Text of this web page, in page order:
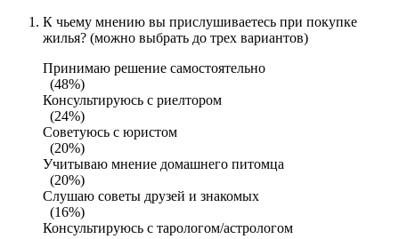
К чьему мнению вы прислушиваетесь при покупке
жилья? (можно выбрать до трех вариантов)
Принимаю решение самостоятельно
(48%)
Консультируюсь с риелтором
(24%)
Советуюсь с юристом
(20%)
Учитываю мнение домашнего питомца
(20%)
Слушаю советы друзей и знакомых
(16%)
Консультируюсь с тарологом/астрологом